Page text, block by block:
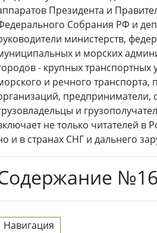
Президента и
Собрания РФ и
министерств,
и морских
- крупных транспортных
и речного транспорта,
предприниматели,
и
не только читателей в
и в странах СНГ и дальнего
№16
Навигация